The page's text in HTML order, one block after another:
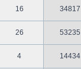
16 34817
26 53235
4 14434